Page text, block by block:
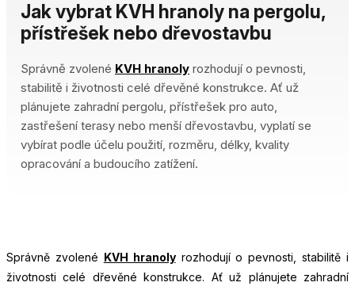
Jak vybrat KVH hranoly na pergolu,
přístřešek nebo dřevostavbu
Správně zvolené KVH hranoly rozhodují o pevnosti,
stabilitě i životnosti celé dřevěné konstrukce. Ať už
plánujete zahradní pergolu, přístřešek pro auto,
zastřešení terasy nebo menší dřevostavbu, vyplatí se
vybírat podle účelu použití, rozměru, délky, kvality
opracování a budoucího zatížení.
Správně zvolené KVH hranolyrozhodují o pevnosti, stabilitě i
životnosti celé dřevěné konstrukce. Ať už plánujete zahradní